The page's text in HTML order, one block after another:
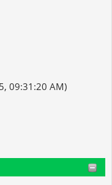
09:31:20 AM)